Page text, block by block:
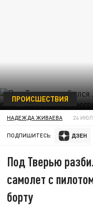
ПРОИСШЕСТВИЯ
НАДЕЖДА ЖИВАЕВА 24
ПОДПИШИТЕСЬ:
Под Тверью
самолет с
борту